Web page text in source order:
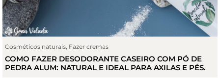
Cosméticos naturais Fazer cremas
COMO FAZER DESODORANTE CASEIRO COM PÓ DE
PEDRA ALUM: NATURAL E IDEAL PARA AXILAS E PÉS.